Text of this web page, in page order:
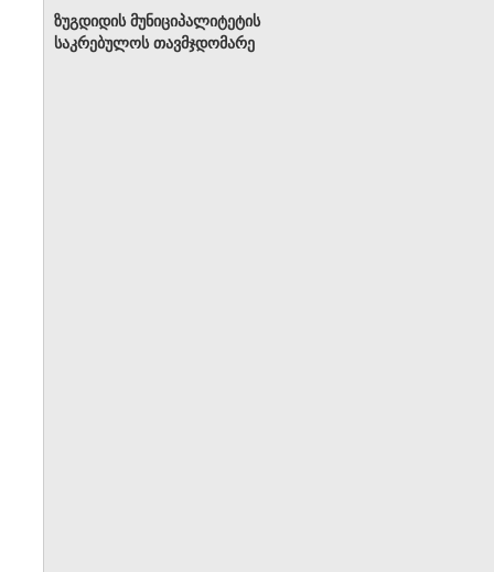
ზუგდიდის მუნიციპალიტეტის
საკრებულოს თავმჯდომარე